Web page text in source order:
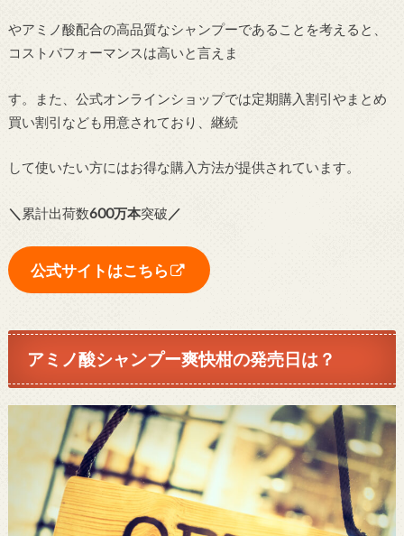
やアミノ酸配合の高品質なシャンプーであることを考えると、
コストパフォーマンスは高いと言えま
す。また、公式オンラインショップでは定期購入割引やまとめ
買い割引なども用意されており、継続
して使いたい方にはお得な購入方法が提供されています。
＼ 累計出荷数600万本突破 ／
公式サイトはこちら
アミノ酸シャンプー爽快柑の発売日は？